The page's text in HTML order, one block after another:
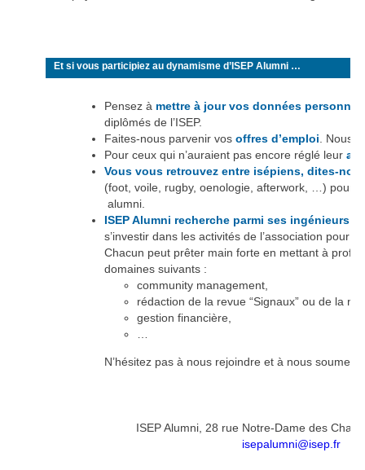
Et si vous participiez au dynamisme d’ISEP Alumni …
Pensez à mettre à jour vos données
diplômés de l’ISEP.
Faites-nous parvenir vos offres d’emploi . Nous
Pour ceux qui n’auraient pas encore réglé leur
Vous vous retrouvez entre isépiens, dites-
(foot, voile, rugby, oenologie, afterwork, …) pour
alumni.
ISEP Alumni recherche parmi ses ingénieurs
s’investir dans les activités de l’association pour
Chacun peut prêter main forte en mettant à profit
domaines suivants :
community management,
rédaction de la revue “Signaux” ou de la
gestion financière,
N’hésitez pas à nous rejoindre et à nous
ISEP Alumni, 28 rue Notre-Dame des
isepalumni@isep.fr